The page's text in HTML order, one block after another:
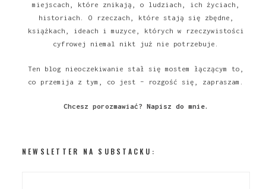
miejscach, które znikają, o ludziach, ich życiach,
historiach. O rzeczach, które stają się zbędne,
książkach, ideach i muzyce, których w rzeczywistości
cyfrowej niemal nikt już nie potrzebuje.
Ten blog nieoczekiwanie stał się mostem łączącym to,
co przemija z tym, co jest – rozgość się, zapraszam.
Chcesz porozmawiać? Napisz do mnie.
NEWSLETTER NA SUBSTACKU: